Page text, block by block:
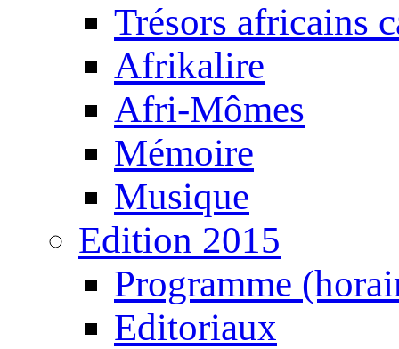
Trésors africains
Afrikalire
Afri-Mômes
Mémoire
Musique
Edition 2015
Programme
Editoriaux